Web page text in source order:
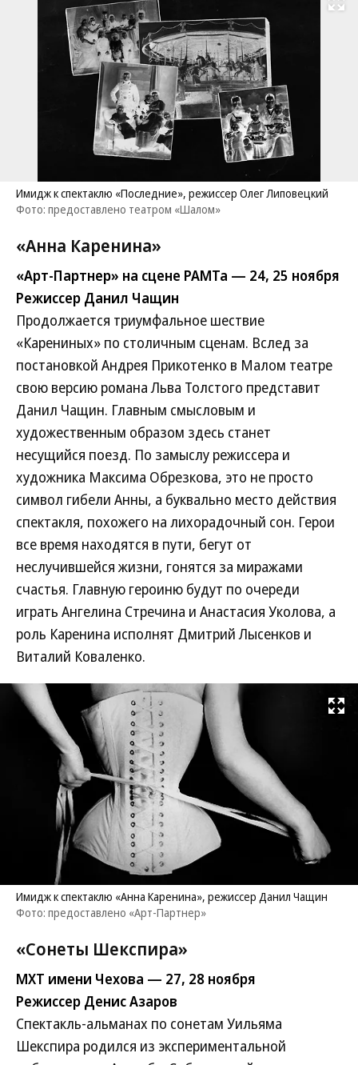
Развернуть
Имидж к спектаклю «Последние», режиссер Олег Липовецкий
Фото: предоставлено театром «Шалом»
«Анна Каренина»
«Арт-Партнер» на сцене РАМТа — 24, 25 ноября
Режиссер Данил Чащин
Продолжается триумфальное шествие
«Карениных» по столичным сценам. Вслед за
постановкой Андрея Прикотенко в Малом театре
свою версию романа Льва Толстого представит
Данил Чащин. Главным смысловым и
художественным образом здесь станет
несущийся поезд. По замыслу режиссера и
художника Максима Обрезкова, это не просто
символ гибели Анны, а буквально место действия
спектакля, похожего на лихорадочный сон. Герои
все время находятся в пути, бегут от
неслучившейся жизни, гонятся за миражами
счастья. Главную героиню будут по очереди
играть Ангелина Стречина и Анастасия Уколова, а
роль Каренина исполнят Дмитрий Лысенков и
Виталий Коваленко.
Развернуть
Имидж к спектаклю «Анна Каренина», режиссер Данил Чащин
Фото: предоставлено «Арт-Партнер»
«Сонеты Шекспира»
МХТ имени Чехова — 27, 28 ноября
Режиссер Денис Азаров
Спектакль-альманах по сонетам Уильяма
Шекспира родился из экспериментальной